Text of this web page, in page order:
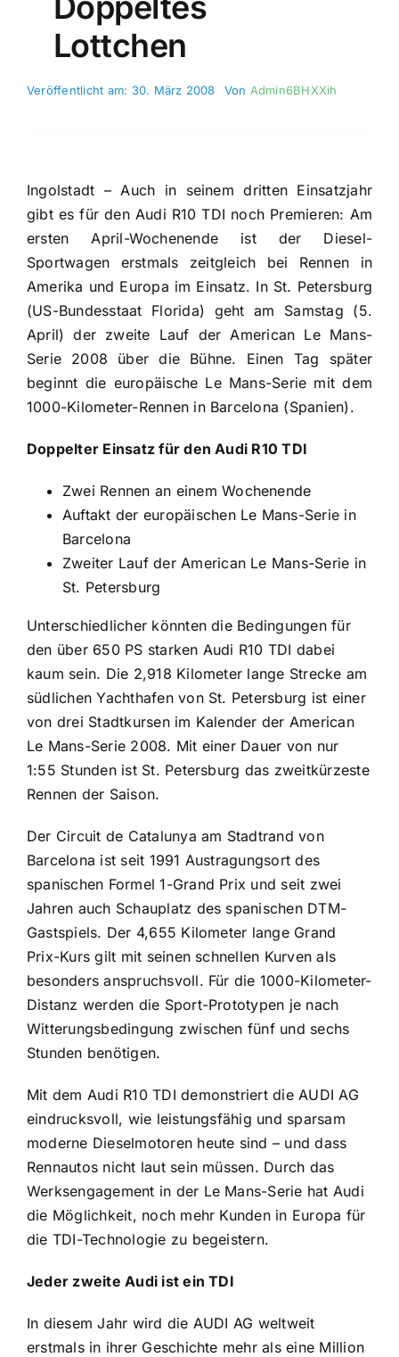
Lottchen
Veröffentlicht am: 30. März 2008 Von Admin6BHXXih
Ingolstadt – Auch in seinem dritten Einsatzjahr
gibt es für den Audi R10 TDI noch Premieren: Am
ersten April-Wochenende ist der Diesel-
Sportwagen erstmals zeitgleich bei Rennen in
Amerika und Europa im Einsatz. In St. Petersburg
(US-Bundesstaat Florida) geht am Samstag (5.
April) der zweite Lauf der American Le Mans-
Serie 2008 über die Bühne. Einen Tag später
beginnt die europäische Le Mans-Serie mit dem
1000-Kilometer-Rennen in Barcelona (Spanien).
Doppelter Einsatz für den Audi R10 TDI
Zwei Rennen an einem Wochenende
Auftakt der europäischen Le Mans-Serie in
Barcelona
Zweiter Lauf der American Le Mans-Serie in
St. Petersburg
Unterschiedlicher könnten die Bedingungen für
den über 650 PS starken Audi R10 TDI dabei
kaum sein. Die 2,918 Kilometer lange Strecke am
südlichen Yachthafen von St. Petersburg ist einer
von drei Stadtkursen im Kalender der American
Le Mans-Serie 2008. Mit einer Dauer von nur
1:55 Stunden ist St. Petersburg das zweitkürzeste
Rennen der Saison.
Der Circuit de Catalunya am Stadtrand von
Barcelona ist seit 1991 Austragungsort des
spanischen Formel 1-Grand Prix und seit zwei
Jahren auch Schauplatz des spanischen DTM-
Gastspiels. Der 4,655 Kilometer lange Grand
Prix-Kurs gilt mit seinen schnellen Kurven als
besonders anspruchsvoll. Für die 1000-Kilometer-
Distanz werden die Sport-Prototypen je nach
Witterungsbedingung zwischen fünf und sechs
Stunden benötigen.
Mit dem Audi R10 TDI demonstriert die AUDI AG
eindrucksvoll, wie leistungsfähig und sparsam
moderne Dieselmotoren heute sind – und dass
Rennautos nicht laut sein müssen. Durch das
Werksengagement in der Le Mans-Serie hat Audi
die Möglichkeit, noch mehr Kunden in Europa für
die TDI-Technologie zu begeistern.
Jeder zweite Audi ist ein TDI
In diesem Jahr wird die AUDI AG weltweit
erstmals in ihrer Geschichte mehr als eine Million